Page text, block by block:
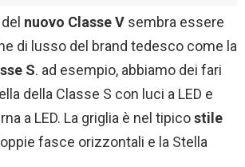
nuovo Classe V sembra essere
di lusso del brand tedesco come la
S. ad esempio, abbiamo dei fari
della Classe S con luci a LED e
a LED. La griglia è nel tipicostile
fasce orizzontali e la Stella